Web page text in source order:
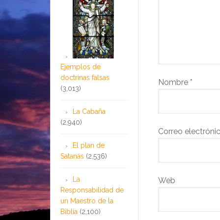
Nombre *
Correo
Web
Ejemplos de
doctrinas falsas
(3,013)
La Cabaña
(2,940)
El plan de
Satanás (2,536)
La
Responsabilidad de
un Maestro de la
Biblia (2,100)